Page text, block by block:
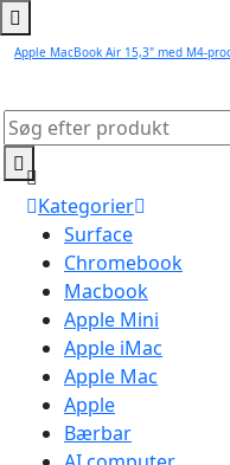
Apple MacBook Air 15,3" med M4-
Kategorier
Surface
Chromebook
Macbook
Apple Mini
Apple iMac
Apple Mac
Apple
Bærbar